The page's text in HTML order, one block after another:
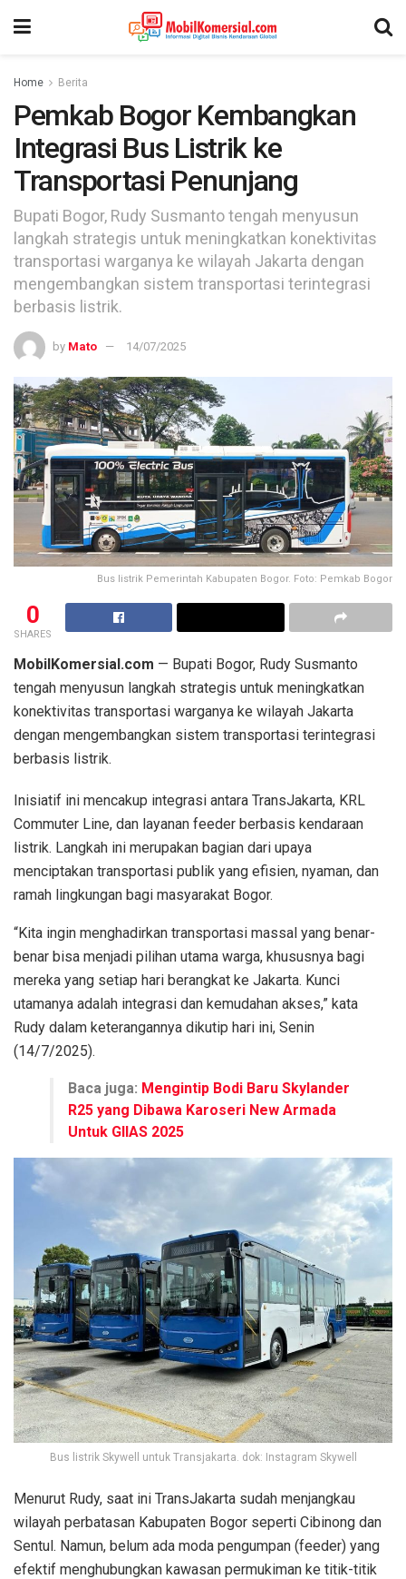
Home Berita
Pemkab Bogor Kembangkan
Integrasi Bus Listrik ke
Transportasi Penunjang
Bupati Bogor, Rudy Susmanto tengah menyusun
langkah strategis untuk meningkatkan konektivitas
transportasi warganya ke wilayah Jakarta dengan
mengembangkan sistem transportasi terintegrasi
berbasis listrik.
by Mato 14/07/2025
Bus listrik Pemerintah Kabupaten Bogor. Foto: Pemkab Bogor
0
SHARES
MobilKomersial.com — Bupati Bogor, Rudy Susmanto
tengah menyusun langkah strategis untuk meningkatkan
konektivitas transportasi warganya ke wilayah Jakarta
dengan mengembangkan sistem transportasi terintegrasi
berbasis listrik.
Inisiatif ini mencakup integrasi antara TransJakarta, KRL
Commuter Line, dan layanan feeder berbasis kendaraan
listrik. Langkah ini merupakan bagian dari upaya
menciptakan transportasi publik yang efisien, nyaman, dan
ramah lingkungan bagi masyarakat Bogor.
“Kita ingin menghadirkan transportasi massal yang benar-
benar bisa menjadi pilihan utama warga, khususnya bagi
mereka yang setiap hari berangkat ke Jakarta. Kunci
utamanya adalah integrasi dan kemudahan akses,” kata
Rudy dalam keterangannya dikutip hari ini, Senin
(14/7/2025).
Baca juga: Mengintip Bodi Baru Skylander
R25 yang Dibawa Karoseri New Armada
Untuk GIIAS 2025
Bus listrik Skywell untuk Transjakarta. dok: Instagram Skywell
Menurut Rudy, saat ini TransJakarta sudah menjangkau
wilayah perbatasan Kabupaten Bogor seperti Cibinong dan
Sentul. Namun, belum ada moda pengumpan (feeder) yang
efektif menghubungkan kawasan permukiman ke titik-titik